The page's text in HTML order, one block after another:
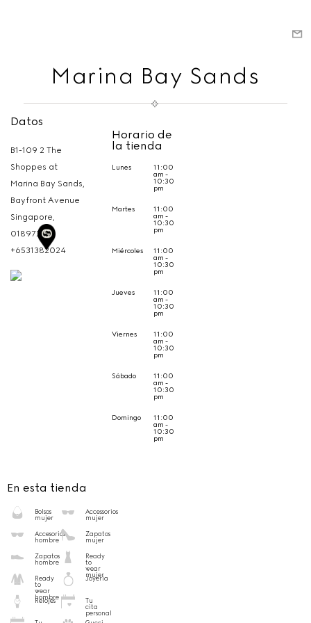
Marina Bay Sands
Datos
B1-109 2 The
Shoppes at
Marina Bay Sands,
Bayfront Avenue
Singapore,
018972
+6531382024
Horario de
la tienda
Lunes 11:00
am -
10:30
pm
Martes 11:00
am -
10:30
pm
Miércoles 11:00
am -
10:30
pm
Jueves 11:00
am -
10:30
pm
Viernes 11:00
am -
10:30
pm
Sábado 11:00
am -
10:30
pm
Domingo 11:00
am -
10:30
pm
En esta tienda
Bolsos
mujer
Accessorios
mujer
Accesorios
hombre
Zapatos
mujer
Zapatos
hombre
Ready
to
wear
mujer
Ready
to
wear
hombre
Joyería
Relojes
Tu
cita
personal